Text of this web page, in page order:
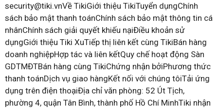
security@tiki.vnVề TikiGiới thiệu TikiTuyển dụngChính
sách bảo mật thanh toánChính sách bảo mật thông tin cá
nhânChính sách giải quyết khiếu nạiĐiều khoản sử
dụngGiới thiệu Tiki XuTiếp thị liên kết cùng TikiBán hàng
doanh nghiệpHợp tác và liên kếtQuy chế hoạt động Sàn
GDTMĐTBán hàng cùng TikiChứng nhận bởiPhương thức
thanh toánDịch vụ giao hàngKết nối với chúng tôiTải ứng
dụng trên điện thoạiĐịa chỉ văn phòng: 52 Út Tịch,
phường 4, quận Tân Bình, thành phố Hồ Chí MinhTiki nhận